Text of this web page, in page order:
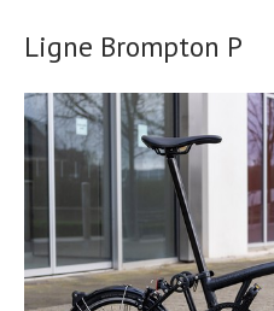
Ligne Brompton P
À propos